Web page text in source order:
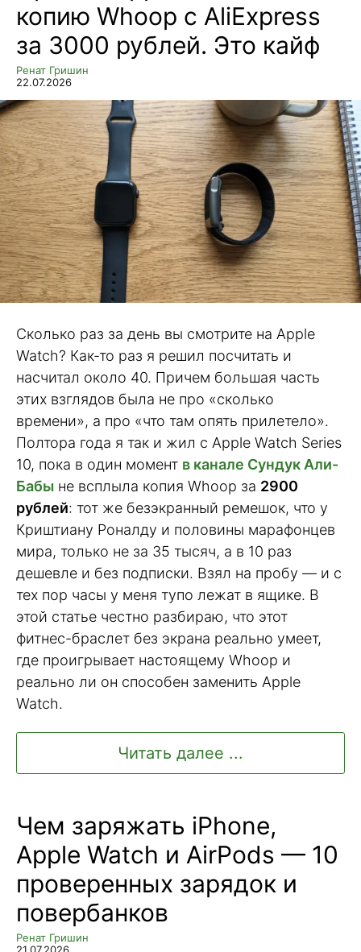
копию Whoop с AliExpress
за 3000 рублей. Это кайф
Ренат Гришин
22.07.2026
Сколько раз за день вы смотрите на Apple
Watch? Как-то раз я решил посчитать и
насчитал около 40. Причем большая часть
этих взглядов была не про «сколько
времени», а про «что там опять прилетело».
Полтора года я так и жил с Apple Watch Series
10, пока в один момент в канале Сундук Али-
Бабы не всплыла копия Whoop за 2900
рублей: тот же безэкранный ремешок, что у
Криштиану Роналду и половины марафонцев
мира, только не за 35 тысяч, а в 10 раз
дешевле и без подписки. Взял на пробу — и с
тех пор часы у меня тупо лежат в ящике. В
этой статье честно разбираю, что этот
фитнес-браслет без экрана реально умеет,
где проигрывает настоящему Whoop и
реально ли он способен заменить Apple
Watch.
Читать далее ...
Чем заряжать iPhone,
Apple Watch и AirPods — 10
проверенных зарядок и
повербанков
Ренат Гришин
21.07.2026